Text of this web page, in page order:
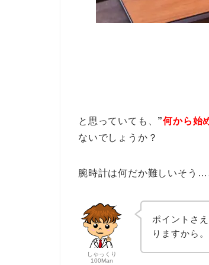
と思っていても、 ”何から始
ないでしょうか？
腕時計は何だか難しいそう…
しゃっくり
100Man
ポイントさ
りますから。